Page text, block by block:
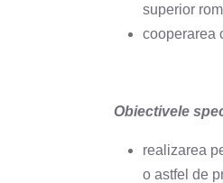
superior
cooperarea
Obiectivele
realizarea
o astfel de